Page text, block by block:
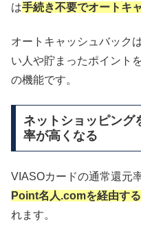
は手続き不要でオートキ
オートキャッシュバック
い人や貯まったポイント
の機能です。
ネットショッピング
率が高くなる
VIASOカードの通常還元
Point名人.comを経由す
れます。